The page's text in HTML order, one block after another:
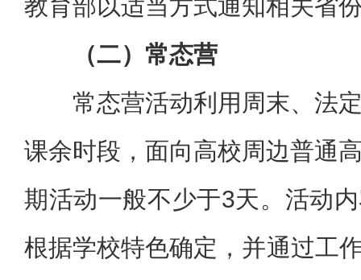
教育部以适当方式通知相关省
（二）常态营
常态营活动利用周末、法
课余时段，面向高校周边普通
期活动一般不少于3天。活动
根据学校特色确定，并通过工